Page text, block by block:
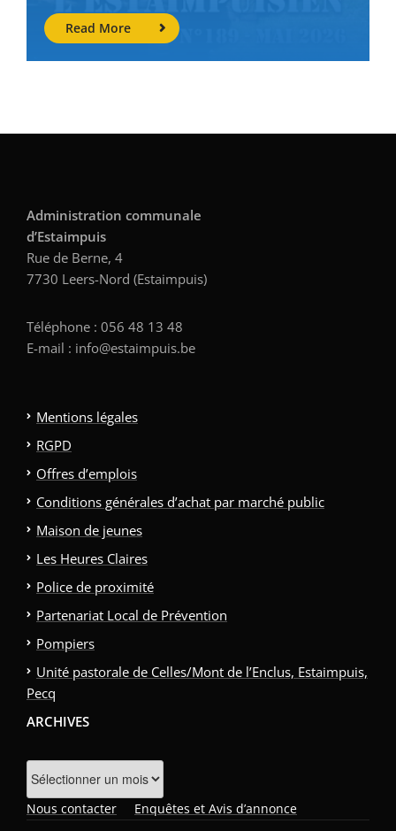
Read More
Administration communale
d’Estaimpuis
Rue de Berne, 4
7730 Leers-Nord (Estaimpuis)
Téléphone : 056 48 13 48
E-mail : info@estaimpuis.be
Mentions légales
RGPD
Offres d’emplois
Conditions générales d’achat par marché public
Maison de jeunes
Les Heures Claires
Police de proximité
Partenariat Local de Prévention
Pompiers
Unité pastorale de Celles/Mont de l’Enclus, Estaimpuis,
Pecq
ARCHIVES
Archives
Nous contacter Enquêtes et Avis d’annonce